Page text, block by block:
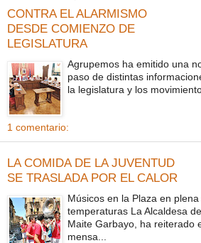
CONTRA EL ALARMISMO
DESDE COMIENZO DE
LEGISLATURA
Agrupemos ha emitido una
paso de distintas
la legislatura y los
1 comentario:
LA COMIDA DE LA JUVENTUD
SE TRASLADA POR EL CALOR
Músicos en la Plaza en
temperaturas La Alcaldesa
Maite Garbayo, ha reiterado
mensa...